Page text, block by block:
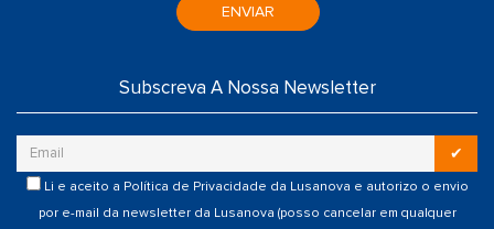
ENVIAR
Subscreva A Nossa Newsletter
✔
Li e aceito a Política de Privacidade da Lusanova e autorizo o envio
por e-mail da newsletter da Lusanova (posso cancelar em qualquer